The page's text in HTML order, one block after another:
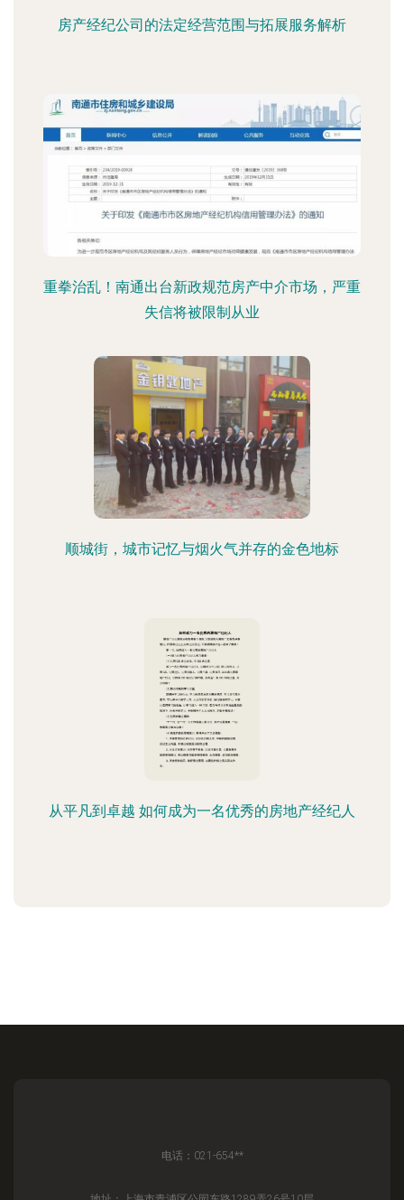
房产经纪公司的法定经营范围与拓展服务解析
重拳治乱！南通出台新政规范房产中介市场，严重
失信将被限制从业
顺城街，城市记忆与烟火气并存的金色地标
从平凡到卓越 如何成为一名优秀的房地产经纪人
电话：021-654**